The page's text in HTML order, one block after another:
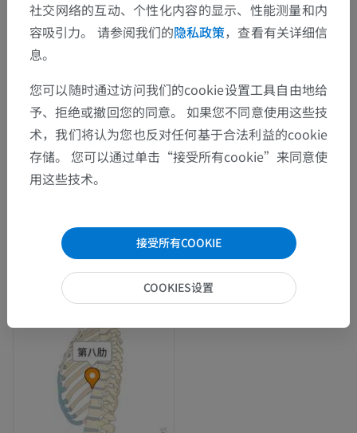
社交网络的互动、个性化内容的显示、性能测量和内
容吸引力。 请参阅我们的隐私政策，查看有关详细信
息。
您可以随时通过访问我们的cookie设置工具自由地给
予、拒绝或撤回您的同意。 如果您不同意使用这些技
术，我们将认为您也反对任何基于合法利益的cookie
存储。 您可以通过单击“接受所有cookie”来同意使
用这些技术。
接受所有COOKIE
COOKIES设置